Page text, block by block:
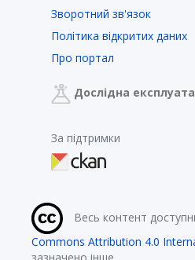
Зворотний зв'язок
Політика відкритих даних
Про портал
Дослідна
За підтримки
Весь контент
Commons Attribution 4.0